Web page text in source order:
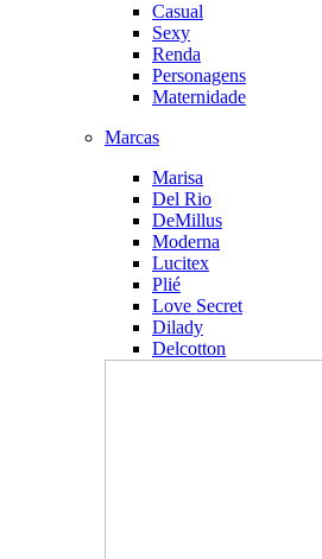
Casual
Sexy
Renda
Personagens
Maternidade
Marcas
Marisa
Del Rio
DeMillus
Moderna
Lucitex
Plié
Love Secret
Dilady
Delcotton